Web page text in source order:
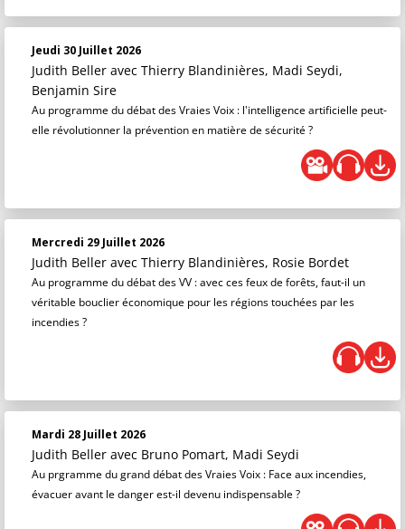
Jeudi 30 Juillet 2026
Judith Beller avec Thierry Blandinières, Madi Seydi,
Benjamin Sire
Au programme du débat des Vraies Voix : l'intelligence artificielle peut-
elle révolutionner la prévention en matière de sécurité ?
Mercredi 29 Juillet 2026
Judith Beller avec Thierry Blandinières, Rosie Bordet
Au programme du débat des VV : avec ces feux de forêts, faut-il un
véritable bouclier économique pour les régions touchées par les
incendies ?
Mardi 28 Juillet 2026
Judith Beller avec Bruno Pomart, Madi Seydi
Au prgramme du grand débat des Vraies Voix : Face aux incendies,
évacuer avant le danger est-il devenu indispensable ?